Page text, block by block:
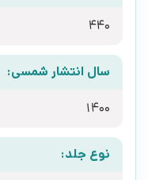
440
سال انتشار شمسی:
1400
نوع جلد: